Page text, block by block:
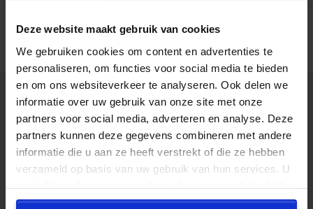
Deze website maakt gebruik van cookies
We gebruiken cookies om content en advertenties te
personaliseren, om functies voor social media te bieden
en om ons websiteverkeer te analyseren. Ook delen we
informatie over uw gebruik van onze site met onze
partners voor social media, adverteren en analyse. Deze
partners kunnen deze gegevens combineren met andere
informatie die u aan ze heeft verstrekt of die ze hebben
verzameld op basis van uw gebruik van hun services. U
gaat akkoord met onze cookies als u onze website blijft
gebruiken.
Beoordeeld met een 9.0 uit 10 op basis van 3453
> Klantenervaringen GeldZo.nl
Beoordeeld met een 9.0 uit 10 op basis van 3453
reviews
Ton Benders,10/10
Sinds het begin van mijn relatie met
Kroese en Geraerts ben ik alleen maar
Eli,